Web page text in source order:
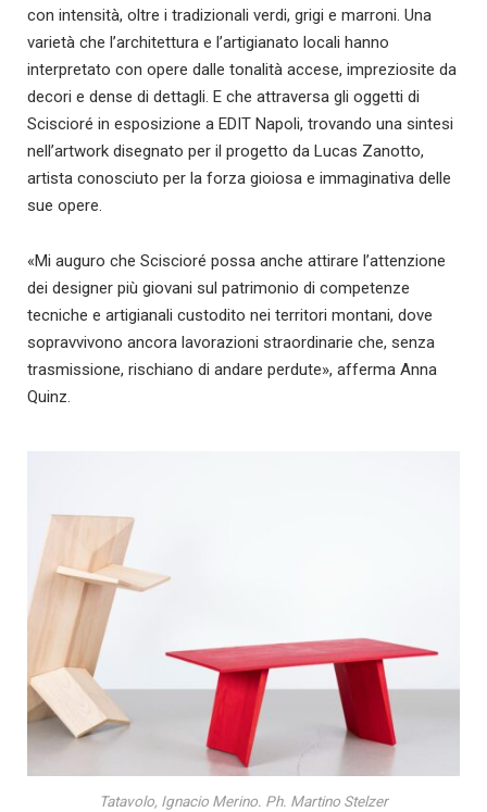
con intensità, oltre i tradizionali verdi, grigi e marroni. Una
varietà che l’architettura e l’artigianato locali hanno
interpretato con opere dalle tonalità accese, impreziosite da
decori e dense di dettagli. E che attraversa gli oggetti di
Sciscioré in esposizione a EDIT Napoli, trovando una sintesi
nell’artwork disegnato per il progetto da Lucas Zanotto,
artista conosciuto per la forza gioiosa e immaginativa delle
sue opere.
«Mi auguro che Sciscioré possa anche attirare l’attenzione
dei designer più giovani sul patrimonio di competenze
tecniche e artigianali custodito nei territori montani, dove
sopravvivono ancora lavorazioni straordinarie che, senza
trasmissione, rischiano di andare perdute», afferma Anna
Quinz.
Tatavolo, Ignacio Merino. Ph. Martino Stelzer